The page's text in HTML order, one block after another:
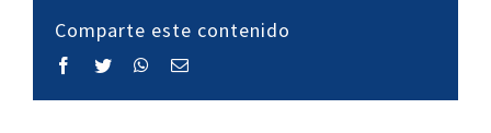
Comparte este contenido
Facebook
Twitter WhatsApp
Correo